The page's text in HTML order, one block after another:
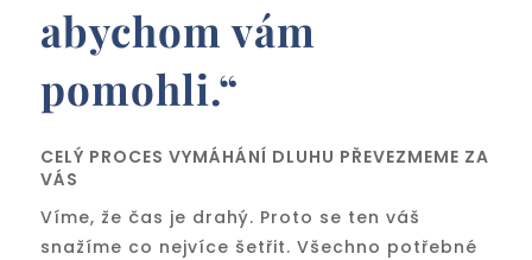
abychom vám
pomohli.“
CELÝ PROCES VYMÁHÁNÍ DLUHU PŘEVEZMEME ZA
VÁS
Víme, že čas je drahý. Proto se ten váš
snažíme co nejvíce šetřit. Všechno potřebné